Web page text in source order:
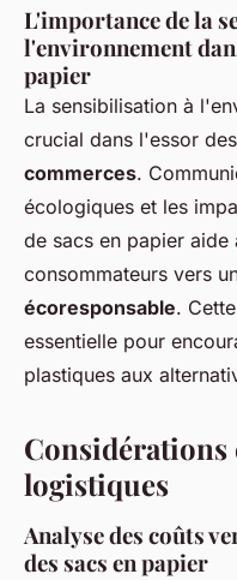
L'importance de la
l'environnement
papier
La sensibilisation à
crucial dans l'essor des
commerces.
écologiques et les
de sacs en papier
consommateurs vers
écoresponsable.
essentielle pour
plastiques aux
Considérations
logistiques
Analyse des coûts
des sacs en papier